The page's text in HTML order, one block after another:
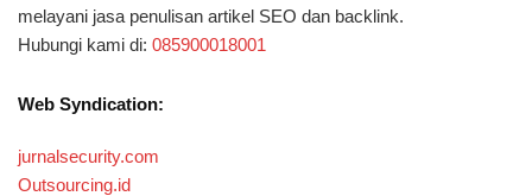
melayani jasa penulisan artikel SEO dan backlink.
Hubungi kami di: 085900018001
Web Syndication:
jurnalsecurity.com
Outsourcing.id